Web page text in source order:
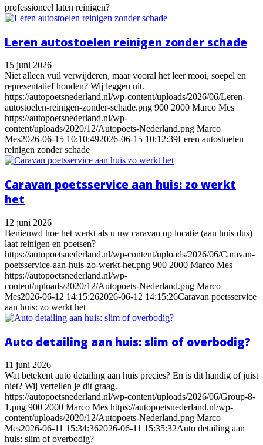
professioneel laten reinigen?
Leren autostoelen reinigen zonder schade
15 juni 2026
Niet alleen vuil verwijderen, maar vooral het leer mooi, soepel en
representatief houden? Wij leggen uit.
https://autopoetsnederland.nl/wp-content/uploads/2026/06/Leren-
autostoelen-reinigen-zonder-schade.png 900 2000 Marco Mes
https://autopoetsnederland.nl/wp-
content/uploads/2020/12/Autopoets-Nederland.png Marco
Mes2026-06-15 10:10:492026-06-15 10:12:39Leren autostoelen
reinigen zonder schade
Caravan poetsservice aan huis: zo werkt
het
12 juni 2026
Benieuwd hoe het werkt als u uw caravan op locatie (aan huis dus)
laat reinigen en poetsen?
https://autopoetsnederland.nl/wp-content/uploads/2026/06/Caravan-
poetsservice-aan-huis-zo-werkt-het.png 900 2000 Marco Mes
https://autopoetsnederland.nl/wp-
content/uploads/2020/12/Autopoets-Nederland.png Marco
Mes2026-06-12 14:15:262026-06-12 14:15:26Caravan poetsservice
aan huis: zo werkt het
Auto detailing aan huis: slim of overbodig?
11 juni 2026
Wat betekent auto detailing aan huis precies? En is dit handig of juist
niet? Wij vertellen je dit graag.
https://autopoetsnederland.nl/wp-content/uploads/2026/06/Group-8-
1.png 900 2000 Marco Mes https://autopoetsnederland.nl/wp-
content/uploads/2020/12/Autopoets-Nederland.png Marco
Mes2026-06-11 15:34:362026-06-11 15:35:32Auto detailing aan
huis: slim of overbodig?